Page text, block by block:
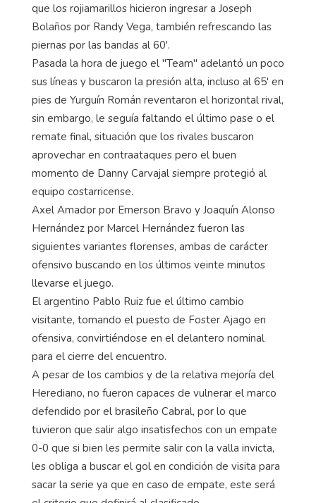
que los rojiamarillos hicieron ingresar a Joseph
Bolaños por Randy Vega, también refrescando las
piernas por las bandas al 60'.
Pasada la hora de juego el "Team" adelantó un poco
sus líneas y buscaron la presión alta, incluso al 65' en
pies de Yurguín Román reventaron el horizontal rival,
sin embargo, le seguía faltando el último pase o el
remate final, situación que los rivales buscaron
aprovechar en contraataques pero el buen
momento de Danny Carvajal siempre protegió al
equipo costarricense.
Axel Amador por Emerson Bravo y Joaquín Alonso
Hernández por Marcel Hernández fueron las
siguientes variantes florenses, ambas de carácter
ofensivo buscando en los últimos veinte minutos
llevarse el juego.
El argentino Pablo Ruiz fue el último cambio
visitante, tomando el puesto de Foster Ajago en
ofensiva, convirtiéndose en el delantero nominal
para el cierre del encuentro.
A pesar de los cambios y de la relativa mejoría del
Herediano, no fueron capaces de vulnerar el marco
defendido por el brasileño Cabral, por lo que
tuvieron que salir algo insatisfechos con un empate
0-0 que si bien les permite salir con la valla invicta,
les obliga a buscar el gol en condición de visita para
sacar la serie ya que en caso de empate, este será